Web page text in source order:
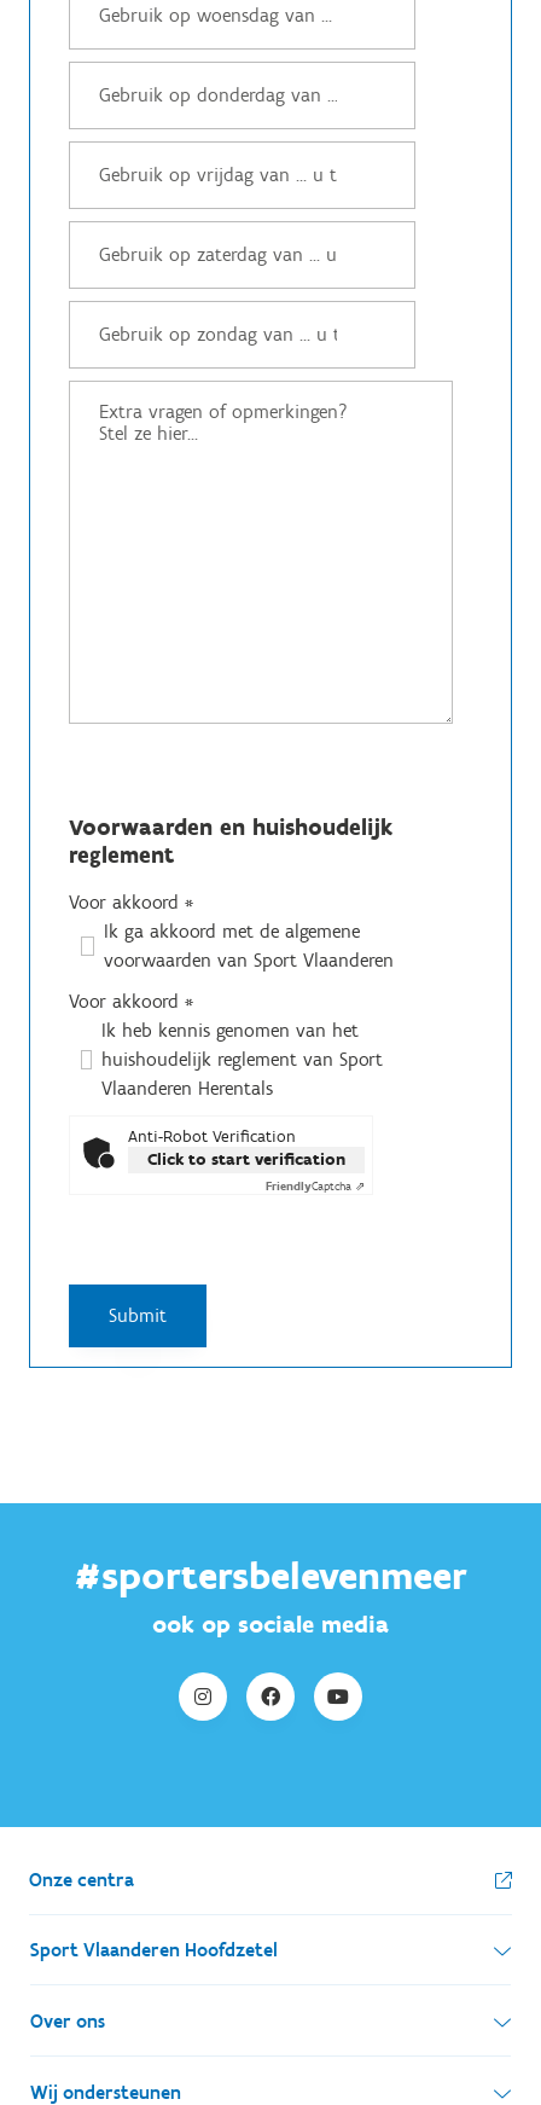
Voorwaarden en huishoudelijk
reglement
Voor akkoord *
Ik ga akkoord met de algemene
voorwaarden van Sport Vlaanderen
Voor akkoord *
Ik heb kennis genomen van het
huishoudelijk reglement van Sport
Vlaanderen Herentals
Anti-Robot Verification
Click to start verification
FriendlyCaptcha ⇗
#sportersbelevenmeer
ook op sociale media
Onze centra
Sport Vlaanderen Hoofdzetel
Simon Bolivarlaan 17
1000 Brussel
Over ons
Wie zijn we, wat doen we
Wij ondersteunen